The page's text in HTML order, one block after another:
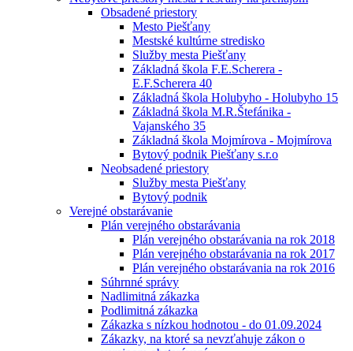
Obsadené priestory
Mesto Piešťany
Mestské kultúrne stredisko
Služby mesta Piešťany
Základná škola F.E.Scherera -
E.F.Scherera 40
Základná škola Holubyho - Holubyho 15
Základná škola M.R.Štefánika -
Vajanského 35
Základná škola Mojmírova - Mojmírova
Bytový podnik Piešťany s.r.o
Neobsadené priestory
Služby mesta Piešťany
Bytový podnik
Verejné obstarávanie
Plán verejného obstarávania
Plán verejného obstarávania na rok 2018
Plán verejného obstarávania na rok 2017
Plán verejného obstarávania na rok 2016
Súhrnné správy
Nadlimitná zákazka
Podlimitná zákazka
Zákazka s nízkou hodnotou - do 01.09.2024
Zákazky, na ktoré sa nevzťahuje zákon o